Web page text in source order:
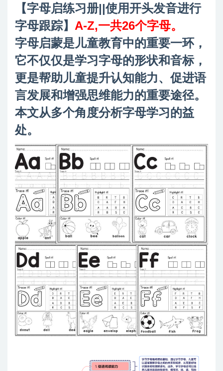
【字母启练习册||使用开头发音进行
字母跟踪】 A-Z,一共26个字母。
字母启蒙是儿童教育中的重要一环，
它不仅仅是学习字母的形状和音标，
更是帮助儿童提升认知能力、促进语
言发展和增强思维能力的重要途径。
本文从多个角度分析字母学习的益
处。